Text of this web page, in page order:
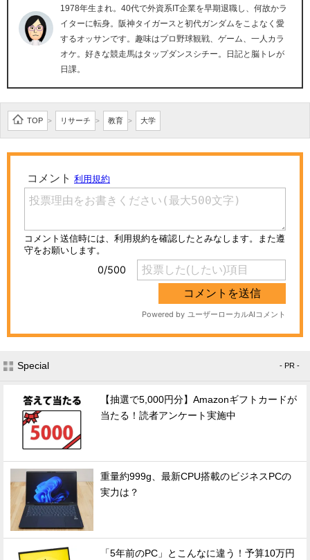
1978年生まれ。40代で外資系IT企業を早期退職し、何故かラ
イターに転身。阪神タイガースと初代ガンダムをこよなく愛
するオッサンです。趣味はプロ野球観戦、ゲーム、一人カラ
オケ。好きな競走馬はタップダンスシチー。日記と脳トレが
日課。
TOP > リサーチ > 教育 > 大学
Special - PR -
【抽選で5,000円分】Amazonギフトカードが
当たる！読者アンケート実施中
重量約999g、最新CPU搭載のビジネスPCの
実力は？
「5年前のPC」とこんなに違う！予算10万円